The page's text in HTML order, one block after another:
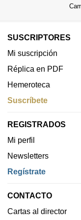
SUSCRIPTORES
Mi suscripción
Réplica en PDF
Hemeroteca
Suscríbete
REGISTRADOS
Mi perfil
Newsletters
Regístrate
CONTACTO
Cartas al director